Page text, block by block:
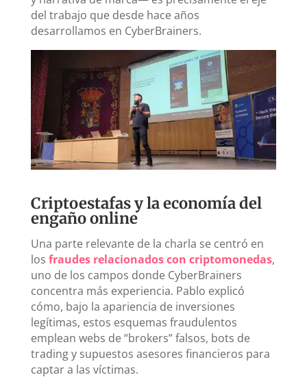
del trabajo que desde hace años
desarrollamos en CyberBrainers.
Criptoestafas y la economía del
engaño online
Una parte relevante de la charla se centró en
los fraudes relacionados con criptomonedas,
uno de los campos donde CyberBrainers
concentra más experiencia. Pablo explicó
cómo, bajo la apariencia de inversiones
legítimas, estos esquemas fraudulentos
emplean webs de “brokers” falsos, bots de
trading y supuestos asesores financieros para
captar a las víctimas.